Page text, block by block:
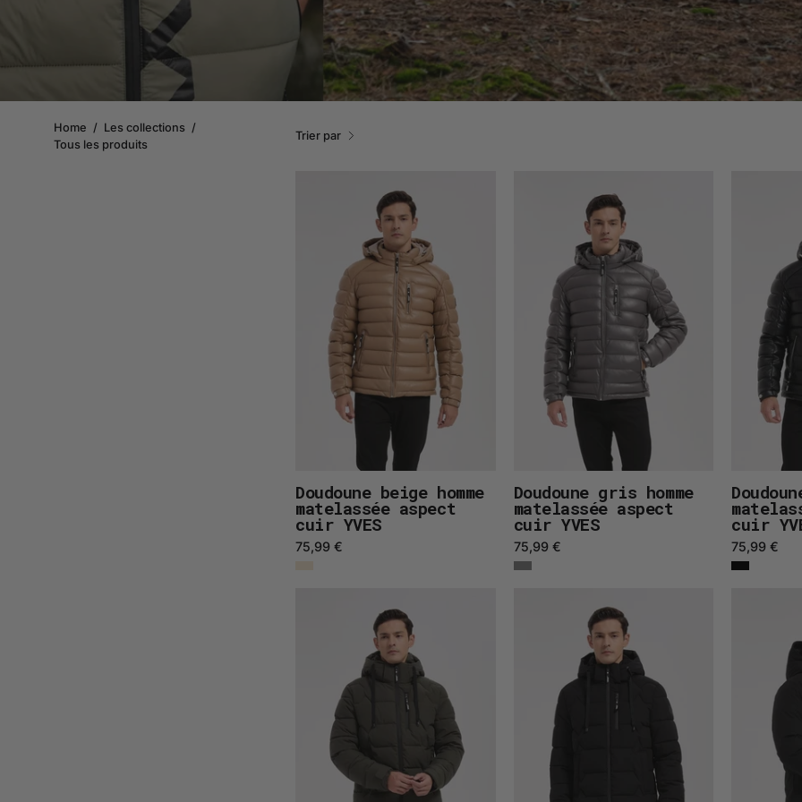
Home / Les collections /
Tous les produits
Trier par
beige
homme
matelassée
aspect
cuir
YVES
Doudoune beige homme
matelassée aspect
cuir YVES
75,99 €
gris
homme
matelassée
aspect
cuir
YVES
Doudoune gris homme
matelassée aspect
cuir YVES
75,99 €
cuir
75,99 €
kaki
homme
à
capuche
LUC
noire
homme
à
capuche
LUC